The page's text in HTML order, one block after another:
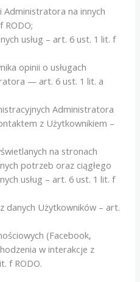
Administratora na innych
RODO;
usług – art. 6 ust. 1 lit. f
opinii o usługach
— art. 6 ust. 1 lit. a
Administratora
z Użytkownikiem –
na stronach
potrzeb oraz ciągłego
usług – art. 6 ust. 1 lit. f
danych Użytkowników – art.
(Facebook,
w interakcje z
f RODO.